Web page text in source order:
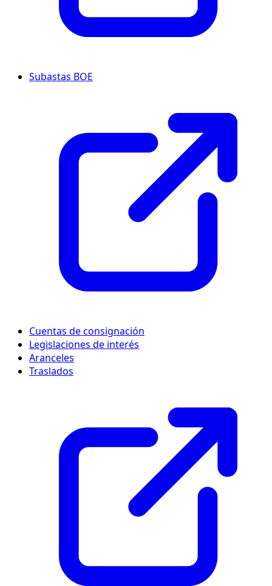
Subastas BOE
Cuentas de consignación
Legislaciones de interés
Aranceles
Traslados